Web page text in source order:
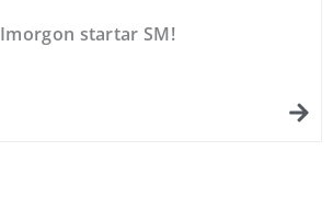
Imorgon startar SM!